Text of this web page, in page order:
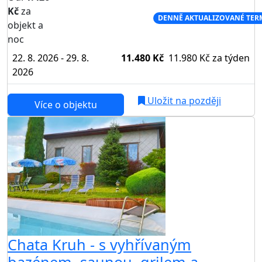
Kčza
objekt a
noc
DENNĚ AKTUALIZOVANÉ
22. 8. 2026 - 29. 8.
2026
11.480 Kč 11.980 Kč za týden
Více o objektu
Uložit na později
Chata Kruh - s vyhřívaným